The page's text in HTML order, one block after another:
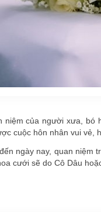
của người xưa,
cuộc hôn nhân vui vẻ,
đến ngày nay, quan
cưới sẽ do Cô Dâu